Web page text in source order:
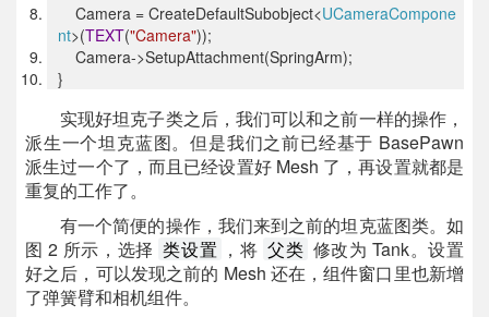
Camera = CreateDefaultSubobject<UCameraCompone
nt>(TEXT("Camera"));
Camera->SetupAttachment(SpringArm);
}
实现好坦克子类之后，我们可以和之前一样的操作，
派生一个坦克蓝图。但是我们之前已经基于 BasePawn
派生过一个了，而且已经设置好 Mesh 了，再设置就都是
重复的工作了。
有一个简便的操作，我们来到之前的坦克蓝图类。如
图 2 所示，选择 类设置 ，将 父类 修改为 Tank。设置
好之后，可以发现之前的 Mesh 还在，组件窗口里也新增
了弹簧臂和相机组件。